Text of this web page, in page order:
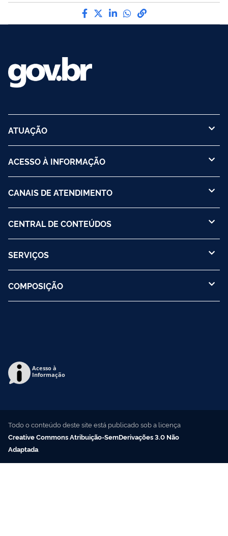
Compartilhe por Facebook
Compartilhe por Twitter
Compartilhe por
Compartilhe por
link para Copiar
ATUAÇÃO
ACESSO À INFORMAÇÃO
CANAIS DE ATENDIMENTO
CENTRAL DE CONTEÚDOS
SERVIÇOS
COMPOSIÇÃO
Acesso à
Informação
Todo o conteúdo deste site está publicado sob a licença
Creative Commons Atribuição-SemDerivações 3.0 Não
Adaptada